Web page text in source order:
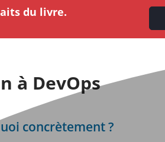
du livre.
à DevOps
concrètement ?